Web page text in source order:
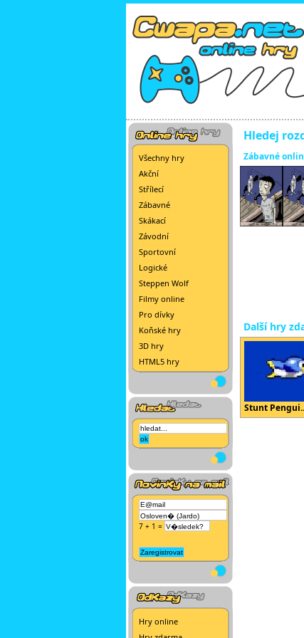
Všechny hry
Akční
Střílecí
Zábavné
Skákací
Závodní
Sportovní
Logické
Steppen Wolf
Filmy online
Pro dívky
Koňské hry
3D hry
HTML5 hry
7 + 1 =
Hry online
Hledej
Zábavné
Další hry
Stunt